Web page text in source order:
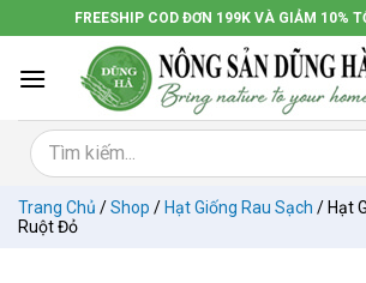
đến
dung
FREESHIP COD ĐƠN 199K VÀ GIẢM 10%
Trang Chủ /Shop / Hạt Giống Rau Sạch / Hạt
Ruột Đỏ